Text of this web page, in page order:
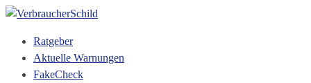
Ratgeber
Aktuelle Warnungen
FakeCheck